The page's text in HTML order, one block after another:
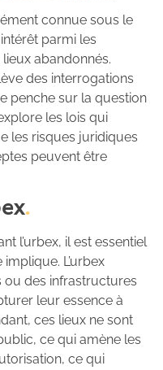
connue sous le
parmi les
abandonnés.
des interrogations
penche sur la question
les lois qui
les risques juridiques
peuvent être
l’urbex, il est essentiel
L’urbex
ou des infrastructures
leur essence à
ces lieux ne sont
ce qui amène les
ce qui